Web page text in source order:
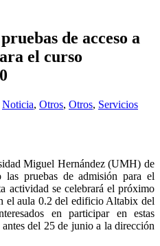
de acceso a
el curso
Noticia, Otros, Otros, Servicios
Miguel Hernández (UMH) de
pruebas de admisión para el
actividad se celebrará el próximo
el aula 0.2 del edificio Altabix del
en participar en estas
del 25 de junio a la dirección